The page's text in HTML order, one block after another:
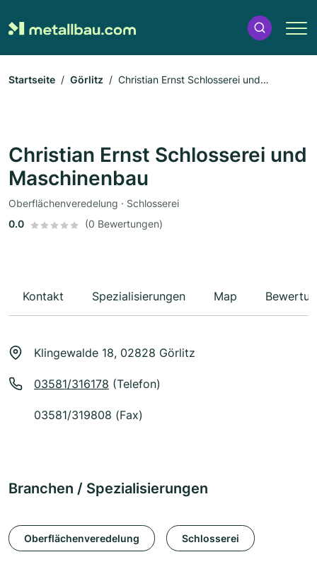
Startseite Görlitz
Christian Ernst Schlosserei und
Christian Ernst Schlosserei und
Maschinenbau
Oberflächenveredelung · Schlosserei
0.0
(0 Bewertungen)
Kontakt Spezialisierungen Map
Klingewalde 18, 02828 Görlitz
03581/316178 (Telefon)
03581/319808 (Fax)
Branchen / Spezialisierungen
Oberflächenveredelung Schlosserei